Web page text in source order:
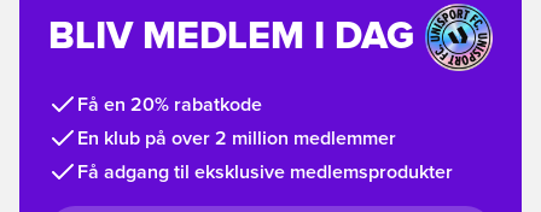
BLIV MEDLEM I DAG
Få en 20% rabatkode
En klub på over 2 million medlemmer
Få adgang til eksklusive medlemsprodukter